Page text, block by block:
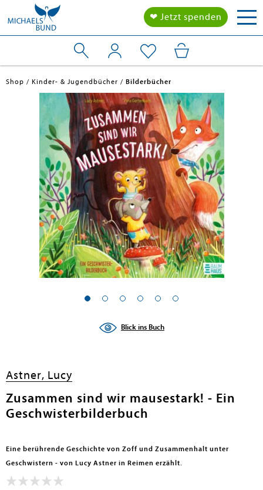
❤ Jetzt spenden
submenu
submenu
Shop Kinder- & Jugendbücher Bilderbücher
Blick ins Buch
Astner, Lucy
Zusammen sind wir mausestark! - Ein
Geschwisterbilderbuch
Eine berührende Geschichte von Zoff und Zusammenhalt unter
Geschwistern - von Lucy Astner in Reimen erzählt.